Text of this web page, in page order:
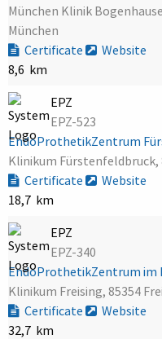
München Klinik
München
Certificate
Website
8,6 km
EPZ
EPZ-523
EndoProthetikZentrum
Klinikum
Certificate
Website
18,7 km
EPZ
EPZ-340
EndoProthetikZentrum im
Klinikum Freising, 85354
Certificate
Website
32,7 km